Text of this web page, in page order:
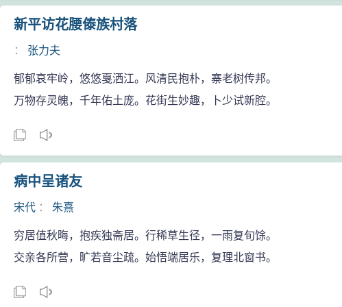
新平访花腰傣族村落
： 张力夫
郁郁哀牢岭，悠悠戛洒江。风清民抱朴，寨老树传邦。
万物存灵魄，千年佑土庞。花街生妙趣，卜少试新腔。
病中呈诸友
宋代 ： 朱熹
穷居值秋晦，抱疾独斋居。行稀草生径，一雨复旬馀。
交亲各所营，旷若音尘疏。始悟端居乐，复理北窗书。